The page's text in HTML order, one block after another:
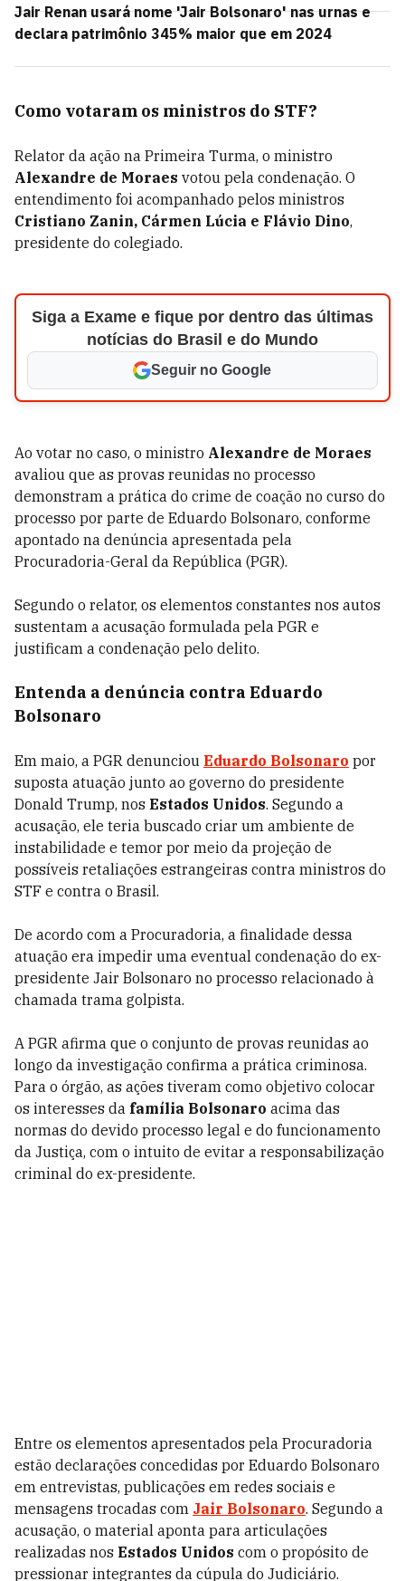
Jair Renan usará nome 'Jair Bolsonaro' nas urnas e
declara patrimônio 345% maior que em 2024
Como votaram os ministros do STF?
Relator da ação na Primeira Turma, o ministro
Alexandre de Moraes votou pela condenação. O
entendimento foi acompanhado pelos ministros
Cristiano Zanin, Cármen Lúcia e Flávio Dino,
presidente do colegiado.
Siga a Exame e fique por dentro das últimas
notícias do Brasil e do Mundo
Seguir no Google
Ao votar no caso, o ministro Alexandre de Moraes
avaliou que as provas reunidas no processo
demonstram a prática do crime de coação no curso do
processo por parte de Eduardo Bolsonaro, conforme
apontado na denúncia apresentada pela
Procuradoria-Geral da República (PGR).
Segundo o relator, os elementos constantes nos autos
sustentam a acusação formulada pela PGR e
justificam a condenação pelo delito.
Entenda a denúncia contra Eduardo
Bolsonaro
Em maio, a PGR denunciou Eduardo Bolsonaro por
suposta atuação junto ao governo do presidente
Donald Trump, nos Estados Unidos. Segundo a
acusação, ele teria buscado criar um ambiente de
instabilidade e temor por meio da projeção de
possíveis retaliações estrangeiras contra ministros do
STF e contra o Brasil.
De acordo com a Procuradoria, a finalidade dessa
atuação era impedir uma eventual condenação do ex-
presidente Jair Bolsonaro no processo relacionado à
chamada trama golpista.
A PGR afirma que o conjunto de provas reunidas ao
longo da investigação confirma a prática criminosa.
Para o órgão, as ações tiveram como objetivo colocar
os interesses da família Bolsonaro acima das
normas do devido processo legal e do funcionamento
da Justiça, com o intuito de evitar a responsabilização
criminal do ex-presidente.
Entre os elementos apresentados pela Procuradoria
estão declarações concedidas por Eduardo Bolsonaro
em entrevistas, publicações em redes sociais e
mensagens trocadas com Jair Bolsonaro. Segundo a
acusação, o material aponta para articulações
realizadas nos Estados Unidos com o propósito de
pressionar integrantes da cúpula do Judiciário.